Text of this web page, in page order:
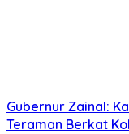
Gubernur Zainal:
Teraman Berkat